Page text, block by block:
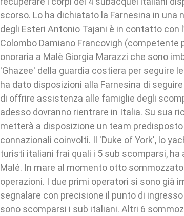
scorso. Lo ha dichiatato la Farnesina in una
degli Esteri Antonio Tajani è in contatto con
Colombo Damiano Francovigh (competente
onoraria a Malè Giorgia Marazzi che sono
'Ghazee' della guardia costiera per seguire
ha dato disposizioni alla Farnesina di
di offrire assistenza alle famiglie degli
adesso dovranno rientrare in Italia. Su sua
metterà a disposizione un team
connazionali coinvolti. Il 'Duke of York', lo
turisti italiani frai quali i 5 sub scomparsi, ha
Malé. In mare al momento otto
operazioni. I due primi operatori si sono già
segnalare con precisione il punto di
sono scomparsi i sub italiani. Altri 6